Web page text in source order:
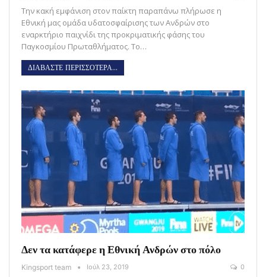
Την κακή εμφάνιση στον παίκτη παραπάνω πλήρωσε η
Εθνική μας ομάδα υδατοσφαίρισης των Ανδρών στο
εναρκτήριο παιχνίδι της προκριματικής φάσης του
Παγκοσμίου Πρωταθλήματος. Το…
ΔΙΑΒΑΣΤΕ ΠΕΡΙΣΣΟΤΕΡΑ...
Δεν τα κατάφερε η Εθνική Ανδρών στο πόλο
Kingsport team Ιούλ 23, 2019 0